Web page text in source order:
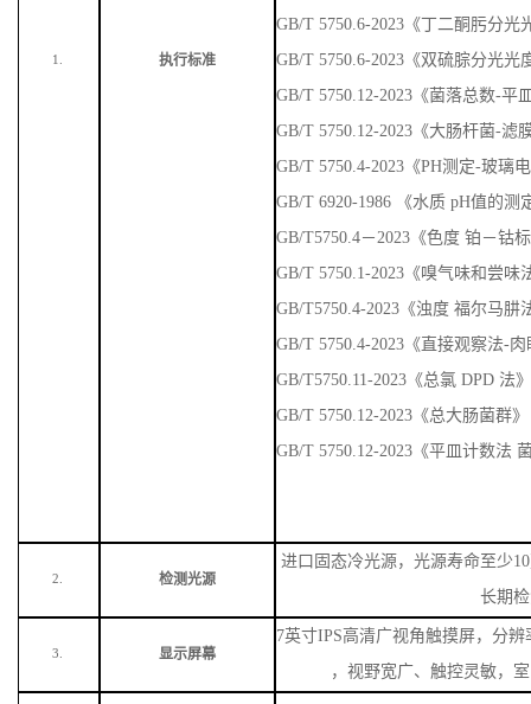
1. 执行标准
GB/T 5750.6-2023《丁二酮肟分光
GB/T 5750.6-2023《双硫腙分光光
GB/T 5750.12-2023《菌落总数-平
GB/T 5750.12-2023《大肠杆菌-滤
GB/T 5750.4-2023《PH测定-玻璃
GB/T 6920-1986 《水质 pH值的测
GB/T5750.4－2023《色度 铂－钴
GB/T 5750.1-2023《嗅气味和尝味
GB/T5750.4-2023《浊度 福尔马肼
GB/T 5750.4-2023《直接观察法-
GB/T5750.11-2023《总氯 DPD 法
GB/T 5750.12-2023《总大肠菌群》
GB/T 5750.12-2023《平皿计数法
2. 检测光源
进口固态冷光源，光源寿命至少
长期
3. 显示屏幕
7英寸IPS高清广视角触摸屏，分
，视野宽广、触控灵敏，